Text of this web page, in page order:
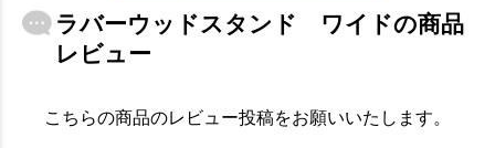
ラバーウッドスタンド ワイドの商品
レビュー
こちらの商品のレビュー投稿をお願いいたします。